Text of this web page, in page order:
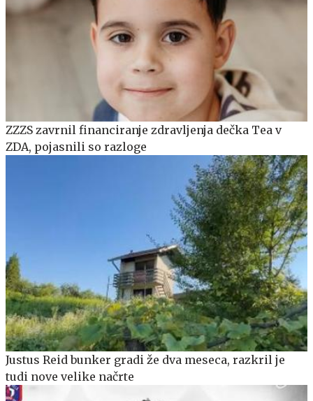
ZZZS zavrnil financiranje zdravljenja dečka Tea v
ZDA, pojasnili so razloge
Justus Reid bunker gradi že dva meseca, razkril je
tudi nove velike načrte